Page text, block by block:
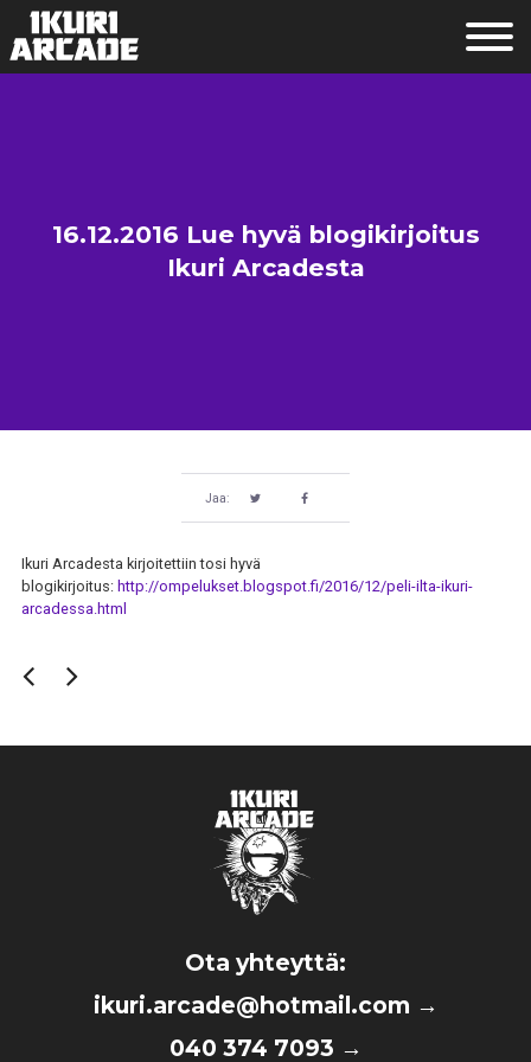
16.12.2016 Lue hyvä blogikirjoitus
Ikuri Arcadesta
Jaa:
Ikuri Arcadesta kirjoitettiin tosi hyvä
blogikirjoitus: http://ompelukset.blogspot.fi/2016/12/peli-ilta-ikuri-
arcadessa.html
Ota yhteyttä:
ikuri.arcade@hotmail.com →
040 374 7093 →